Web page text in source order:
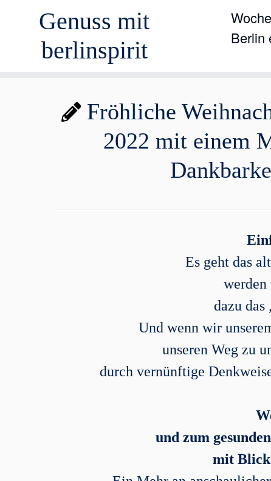
Genuss mit
berlinspirit
Berlin
Fröhliche
2022 mit einem
Es geht das
werden
dazu das
Und wenn wir
unseren Weg zu
durch vernünftige
und zum
mit Blick